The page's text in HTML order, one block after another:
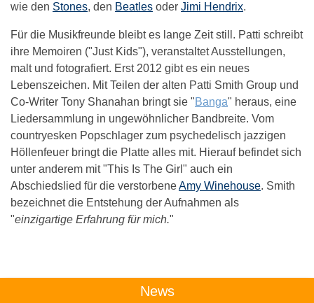
wie den Stones, den Beatles oder Jimi Hendrix.
Für die Musikfreunde bleibt es lange Zeit still. Patti schreibt
ihre Memoiren ("Just Kids"), veranstaltet Ausstellungen,
malt und fotografiert. Erst 2012 gibt es ein neues
Lebenszeichen. Mit Teilen der alten Patti Smith Group und
Co-Writer Tony Shanahan bringt sie "Banga" heraus, eine
Liedersammlung in ungewöhnlicher Bandbreite. Vom
countryesken Popschlager zum psychedelisch jazzigen
Höllenfeuer bringt die Platte alles mit. Hierauf befindet sich
unter anderem mit "This Is The Girl" auch ein
Abschiedslied für die verstorbeneAmy Winehouse. Smith
bezeichnet die Entstehung der Aufnahmen als
"einzigartige Erfahrung für mich."
Das könnte Dich auch interessieren:
News